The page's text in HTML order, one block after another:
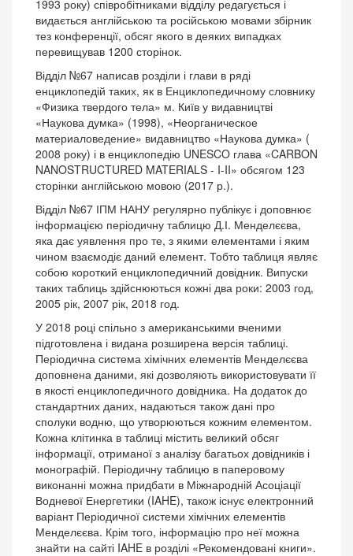
1993 року) співробітниками відділу редагується і
видається англійською та російською мовами збірник
тез конференції, обсяг якого в деяких випадках
перевищував 1200 сторінок.
Відділ №67 написав розділи і глави в ряді
енциклопедій таких, як в Енциклопедичному словнику
«Физика твердого тела» м. Київ у видавництві
«Наукова думка» (1998), «Неорганическое
материаловедение» видавництво «Наукова думка» (
2008 року) і в енциклопедію UNESCO глава «CARBON
NANOSTRUCTURED MATERIALS - I-II» обсягом 123
сторінки англійською мовою (2017 р.).
Відділ №67 ІПМ НАНУ регулярно публікує і доповнює
інформацією періодичну таблицю Д.І. Менделєєва,
яка дає уявлення про те, з якими елементами і яким
чином взаємодіє даний елемент. Тобто таблиця являє
собою короткий енциклопедичний довідник. Випуски
таких таблиць здійснюються кожні два роки: 2003 год,
2005 рік, 2007 рік, 2018 год.
У 2018 році спільно з американськими вченими
підготовлена і видана розширена версія таблиці.
Періодична система хімічних елементів Менделєєва
доповнена даними, які дозволяють використовувати її
в якості енциклопедичного довідника. На додаток до
стандартних даних, надаються також дані про
сполуки водню, що утворюються кожним елементом.
Кожна клітинка в таблиці містить великий обсяг
інформації, отриманої з аналізу багатьох довідників і
монографій. Періодичну таблицю в паперовому
виконанні можна придбати в Міжнародній Асоціації
Водневої Енергетики (IAHE), також існує електронний
варіант Періодичної системи хімічних елементів
Менделєєва. Крім того, інформацію про неї можна
знайти на сайті IAHE в розділі «Рекомендовані книги».